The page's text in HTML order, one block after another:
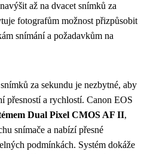
až na dvacet snímků za
fotografům možnost přizpůsobit
snímání a požadavkům na
za sekundu je nezbytné, aby
přesností a rychlostí. Canon EOS
Dual Pixel CMOS AF II,
snímače a nabízí přesné
podmínkách. Systém dokáže